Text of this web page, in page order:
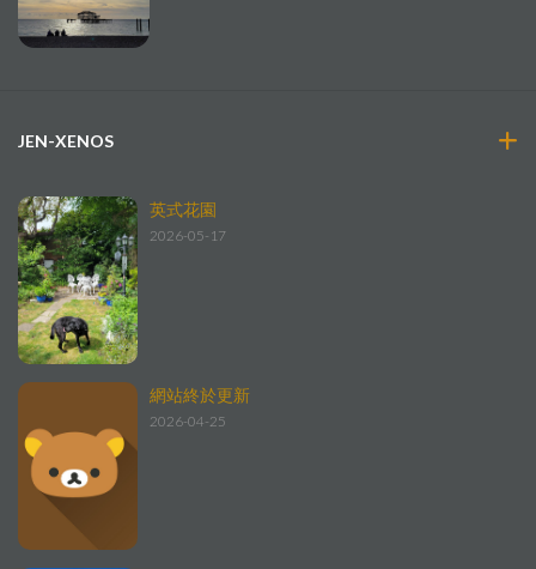
JEN-XENOS
英式花園
2026-05-17
網站終於更新
2026-04-25